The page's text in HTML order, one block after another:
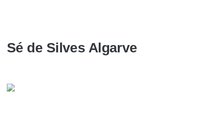
Sé de Silves Algarve